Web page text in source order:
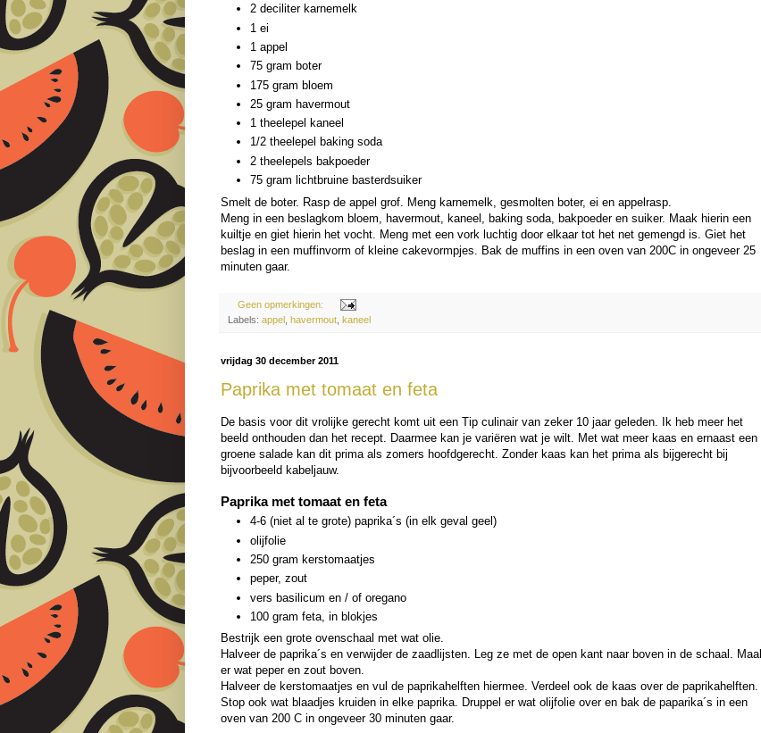
2 deciliter karnemelk
1 ei
1 appel
75 gram boter
175 gram bloem
25 gram havermout
1 theelepel kaneel
1/2 theelepel baking soda
2 theelepels bakpoeder
75 gram lichtbruine basterdsuiker
Smelt de boter. Rasp de appel grof. Meng karnemelk, gesmolten boter, ei en appelrasp.
Meng in een beslagkom bloem, havermout, kaneel, baking soda, bakpoeder en suiker. Maak hierin een
kuiltje en giet hierin het vocht. Meng met een vork luchtig door elkaar tot het net gemengd is. Giet het
beslag in een muffinvorm of kleine cakevormpjes. Bak de muffins in een oven van 200C in ongeveer 25
minuten gaar.
Geen opmerkingen:
Labels: appel havermout kaneel
vrijdag 30 december 2011
Paprika met tomaat en feta
De basis voor dit vrolijke gerecht komt uit een Tip culinair van zeker 10 jaar geleden. Ik heb meer het
beeld onthouden dan het recept. Daarmee kan je variëren wat je wilt. Met wat meer kaas en ernaast een
groene salade kan dit prima als zomers hoofdgerecht. Zonder kaas kan het prima als bijgerecht bij
bijvoorbeeld kabeljauw.
Paprika met tomaat en feta
4-6 (niet al te grote) paprika´s (in elk geval geel)
olijfolie
250 gram kerstomaatjes
peper, zout
vers basilicum en / of oregano
100 gram feta, in blokjes
Bestrijk een grote ovenschaal met wat olie.
Halveer de paprika´s en verwijder de zaadlijsten. Leg ze met de open kant naar boven in de schaal. Maal
er wat peper en zout boven.
Halveer de kerstomaatjes en vul de paprikahelften hiermee. Verdeel ook de kaas over de paprikahelften.
Stop ook wat blaadjes kruiden in elke paprika. Druppel er wat olijfolie over en bak de paparika´s in een
oven van 200 C in ongeveer 30 minuten gaar.